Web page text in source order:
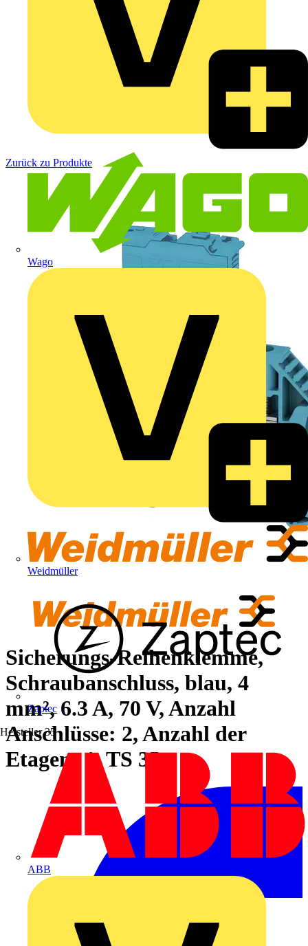
Wago
Weidmüller
Zaptec
Hersteller 35
ABB
Zurück zu Produkte
Sicherungs-Reihenklemme,
Schraubanschluss, blau, 4
mm², 6.3 A, 70 V, Anzahl
Anschlüsse: 2, Anzahl der
Etagen: 1, TS 35